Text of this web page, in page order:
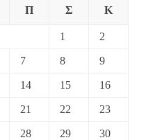
Π Σ Κ
1 2
7 8 9
14 15 16
21 22 23
28 29 30